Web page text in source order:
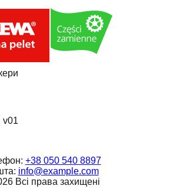
v01
+38 050 540 8897
info@example.com
Всі права захищені